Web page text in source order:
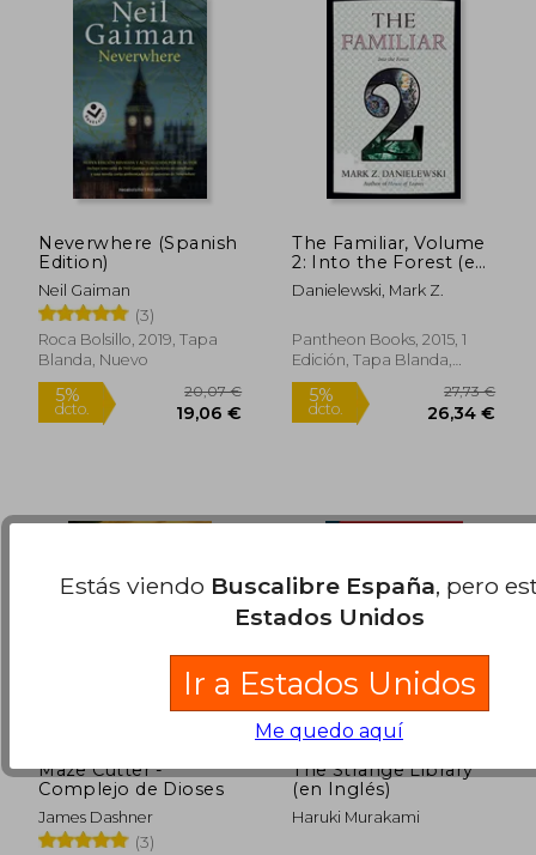
5%
dcto. 21,80 €
Rápido
5%
dcto.
Rápido
Neverwhere (Spanish
Edition)
Neil Gaiman
(3)
Roca Bolsillo, 2019, Tapa
Blanda, Nuevo
The Familiar, Volume
2: Into the Forest (en
Inglés)
Danielewski, Mark Z.
Pantheon Books, 2015, 1
Edición, Tapa Blanda,
Nuevo
Maze Cutter -
Complejo de Dioses
James Dashner
(3)
The Strange Library
(en Inglés)
Haruki Murakami
Estás viendo Buscalibre España, pero
Estados Unidos
Ir a Estados Unidos
Me quedo aquí